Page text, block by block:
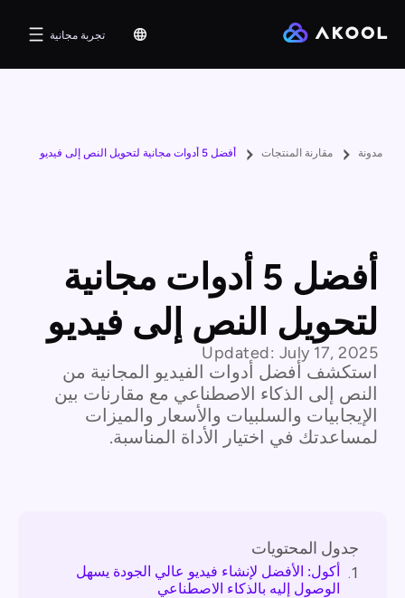
تجربة مجانية
مدونة مقارنة المنتجات أفضل 5 أدوات مجانية لتحويل النص إلى فيديو
أفضل 5 أدوات مجانية
لتحويل النص إلى فيديو
Updated: July 17, 2025
استكشف أفضل أدوات الفيديو المجانية من
النص إلى الذكاء الاصطناعي مع مقارنات بين
الإيجابيات والسلبيات والأسعار والميزات
لمساعدتك في اختيار الأداة المناسبة.
جدول المحتويات
1.
أكول: الأفضل لإنشاء فيديو عالي الجودة يسهل
الوصول إليه بالذكاء الاصطناعي